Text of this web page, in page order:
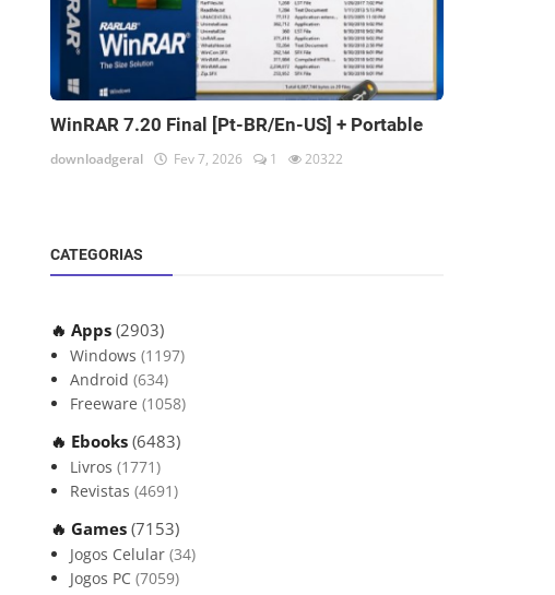
WinRAR 7.20 Final [Pt-BR/En-US] + Portable
downloadgeral Fev 7, 2026 1 20322
CATEGORIAS
🔥 Apps (2903)
Windows (1197)
Android (634)
Freeware (1058)
🔥 Ebooks (6483)
Livros (1771)
Revistas (4691)
🔥 Games (7153)
Jogos Celular (34)
Jogos PC (7059)